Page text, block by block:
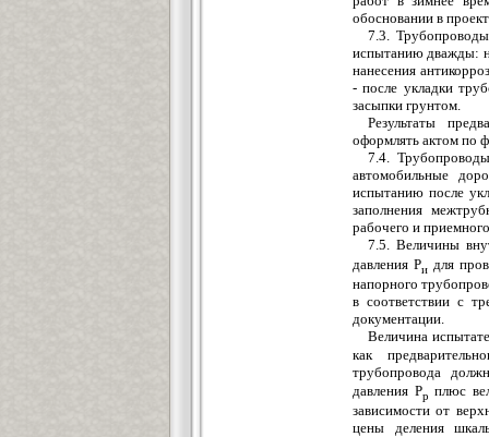
обосновании в
7.3.
испытанию дважды:
нанесения
- после укладки тру
засыпки грунтом.
Результаты
оформлять актом по
7.4.
автомобильные
испытанию после
заполнения
рабочего и
7.5. Величины
давления Ри для
напорного тру
в соответствии с
документации.
Величина
как
трубопровода
давления Рр плюс
зависимости от
цены деления